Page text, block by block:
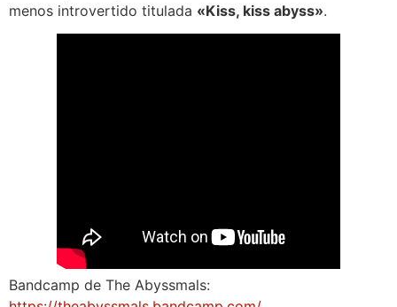
menos introvertido titulada «Kiss, kiss abyss».
Bandcamp de The Abyssmals: